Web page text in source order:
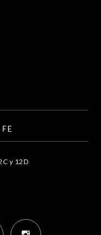
y 12D